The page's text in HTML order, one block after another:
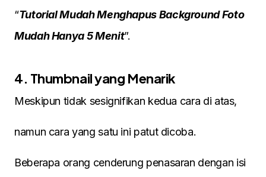
“Tutorial Mudah Menghapus Background Foto
Mudah Hanya 5 Menit”.
4. Thumbnail yang Menarik
Meskipun tidak sesignifikan kedua cara di atas,
namun cara yang satu ini patut dicoba.
Beberapa orang cenderung penasaran dengan isi